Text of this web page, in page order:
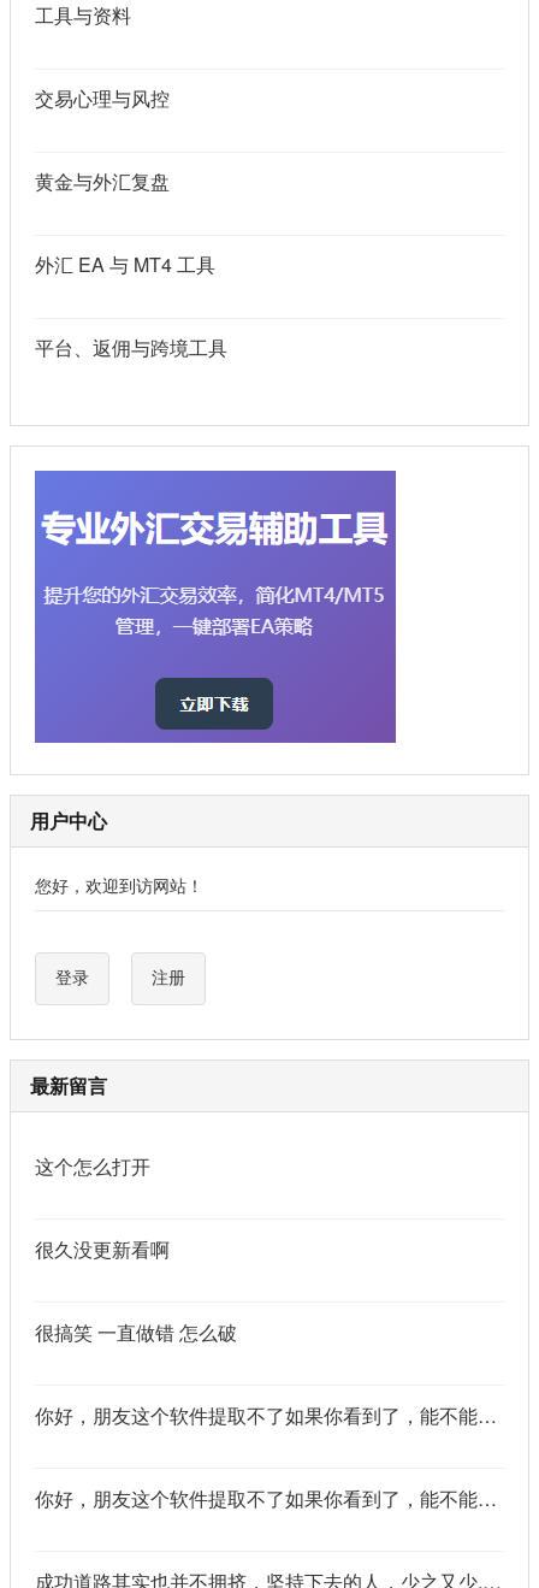
工具与资料
交易心理与风控
黄金与外汇复盘
外汇 EA 与 MT4 工具
平台、返佣与跨境工具
用户中心
您好，欢迎到访网站！
登录 注册
最新留言
这个怎么打开
很久没更新看啊
很搞笑 一直做错 怎么破
你好，朋友这个软件提取不了如果你看到了，能不能把这个纯净版的发我邮箱里不
你好，朋友这个软件提取不了如果你看到了，能不能把这个纯净版的发我邮箱里不
成功道路其实也并不拥挤，坚持下去的人，少之又少,说的真好